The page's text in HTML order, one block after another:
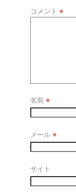
コメント ※
名前 ※
メール ※
サイト